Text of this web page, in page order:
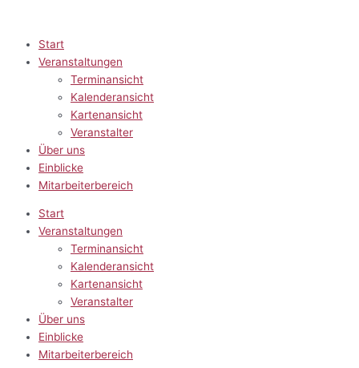
springenStart
Veranstaltungen
Terminansicht
Kalenderansicht
Kartenansicht
Veranstalter
Über uns
Einblicke
Mitarbeiterbereich
Start
Veranstaltungen
Terminansicht
Kalenderansicht
Kartenansicht
Veranstalter
Über uns
Einblicke
Mitarbeiterbereich